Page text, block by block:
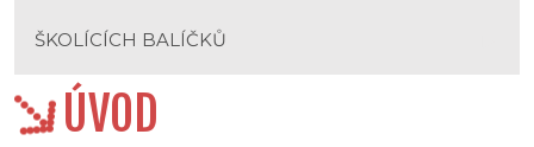
ŠKOLÍCÍCH BALÍČKŮ
ÚVOD